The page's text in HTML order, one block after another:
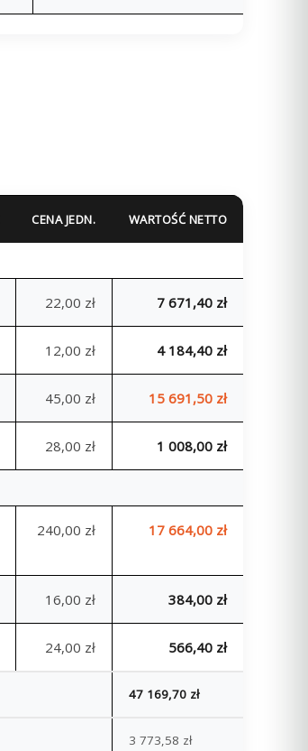
CENA JEDN. WARTOŚĆ NETTO
22,00 zł 7 671,40 zł
12,00 zł 4 184,40 zł
45,00 zł 15 691,50 zł
28,00 zł 1 008,00 zł
240,00 zł 17 664,00 zł
16,00 zł 384,00 zł
24,00 zł 566,40 zł
47 169,70 zł
3 773,58 zł